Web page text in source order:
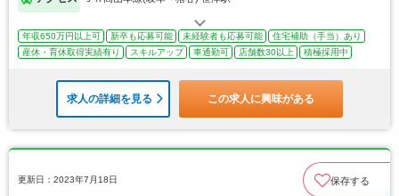
年収650万円以上可 新卒も応募可能 未経験者も応募可能
住宅補助（手当）あり
産休・育休取得実績有り
スキルアップ 車通勤可 店舗数30以上 積極採用中
求人の詳細を見る この求人に興味がある
更新日：2023年7月18日 保存する